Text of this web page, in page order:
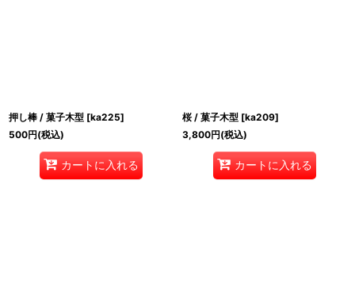
押し棒 / 菓子木型 [ka225]
500円(税込)
カートに入れる
桜 / 菓子木型 [ka209]
3,800円(税込)
カートに入れる